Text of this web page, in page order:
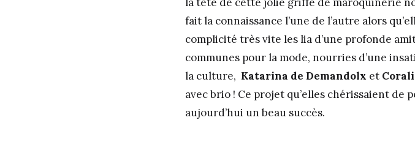
fait la connaissance l’une de l’autre alors
complicité très vite les lia d’une profonde
communes pour la mode, nourries d’une
la culture, Katarina de Demandolx et
avec brio ! Ce projet qu’elles chérissaient
aujourd’hui un beau succès.